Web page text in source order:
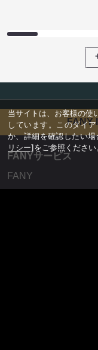
FANY
FANYサービス
FANY
当サイトは、お客様の使
しています。このダイ
か、詳細を確認したい場
リシー]をご参照ください